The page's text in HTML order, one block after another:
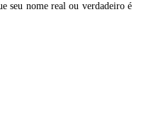
seu nome real ou verdadeiro é